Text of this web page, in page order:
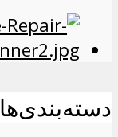
دسته‌بندی‌ها